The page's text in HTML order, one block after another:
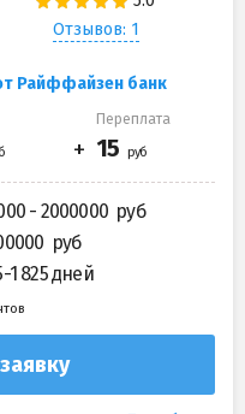
Отзывов: 1
Райффайзен банк
Переплата
- 2000000
1 825 дней